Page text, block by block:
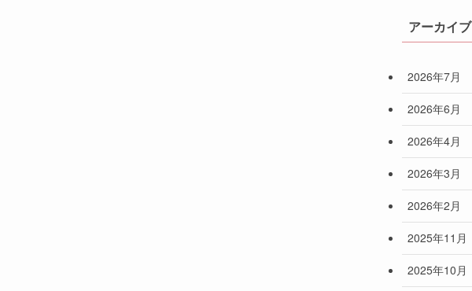
アーカイブ
2026年7月
2026年6月
2026年4月
2026年3月
2026年2月
2025年11月
2025年10月